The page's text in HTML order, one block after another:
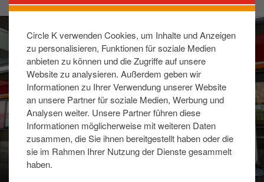
Circle K verwenden Cookies, um Inhalte und Anzeigen
zu personalisieren, Funktionen für soziale Medien
anbieten zu können und die Zugriffe auf unsere
Website zu analysieren. Außerdem geben wir
Informationen zu Ihrer Verwendung unserer Website
an unsere Partner für soziale Medien, Werbung und
Analysen weiter. Unsere Partner führen diese
Informationen möglicherweise mit weiteren Daten
zusammen, die Sie ihnen bereitgestellt haben oder die
sie im Rahmen Ihrer Nutzung der Dienste gesammelt
haben.
I
n
h
a
t
v
a
g
e